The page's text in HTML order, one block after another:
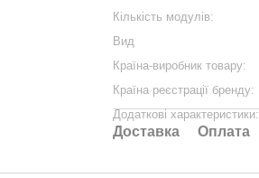
Кількість модулів:
Вид
Країна-виробник товару:
Країна реєстрації бренду:
Додаткові характеристики:
Доставка Оплата